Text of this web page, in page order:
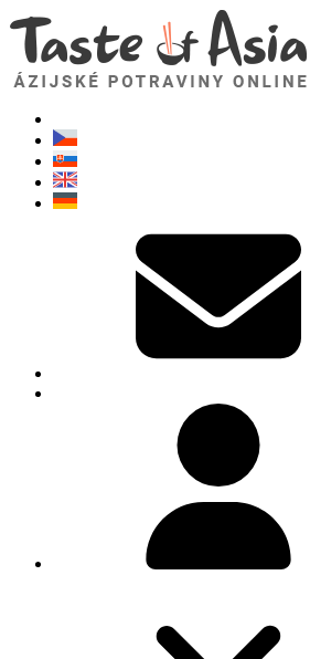
TasteOfAsia.sk
Neváhajte sa opýtať. Som tu pre vás!